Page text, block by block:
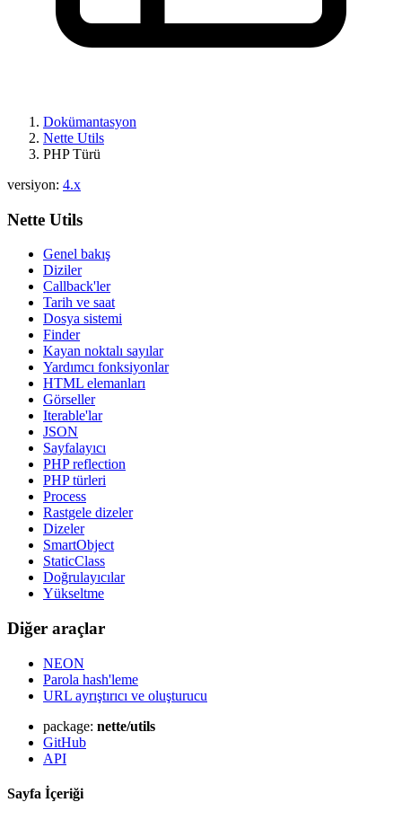
Bu sayfada bir sorun mu buldunuz?
GitHub'da göster
Önizlemeyi Aç
GitHub'da bu sayfayla ilgili bir sorun bildirin
Dokümantasyon
Nette Utils
PHP Türü
versiyon: 4.x
Nette Utils
Genel bakış
Diziler
Callback'ler
Tarih ve saat
Dosya sistemi
Finder
Kayan noktalı sayılar
Yardımcı fonksiyonlar
HTML elemanları
Görseller
Iterable'lar
JSON
Sayfalayıcı
PHP reflection
PHP türleri
Process
Rastgele dizeler
Dizeler
SmartObject
StaticClass
Doğrulayıcılar
Yükseltme
Diğer araçlar
NEON
Parola hash'leme
URL ayrıştırıcı ve oluşturucu
package: nette/utils
GitHub
API
Sayfa İçeriği